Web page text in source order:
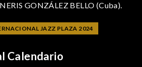
GONZÁLEZ BELLO (Cuba).
JAZZ PLAZA 2024
Calendario